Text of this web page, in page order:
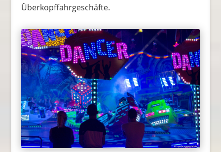
Überkopffahrgeschäfte.